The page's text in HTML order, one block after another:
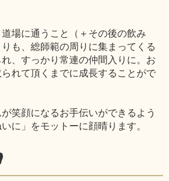
場に通うこと（＋その後の飲み
も、総師範の周りに集まってくる
、すっかり常連の仲間入りに。お
れて頂くまでに成長することがで
笑顔になるお手伝いができるよう
に」をモットーに顔晴ります。